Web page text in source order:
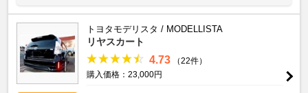
トヨタモデリスタ / MODELLISTA
リヤスカート
4.73
（22件）
購入価格：23,000円